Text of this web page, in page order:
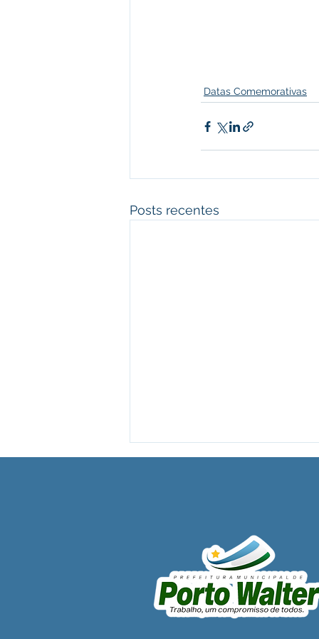
Datas Comemorativas
Posts recentes
Dia dos Pais: Muito Além da
Tradição, Uma Celebração
de Conexão e Afeto